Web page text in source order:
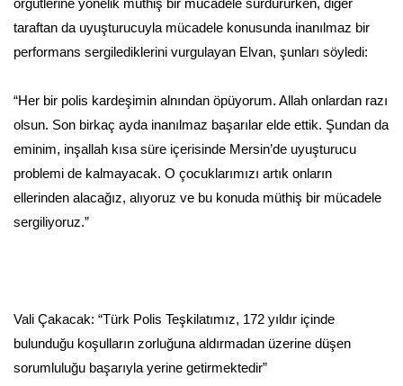
taraftan da uyuşturucuyla mücadele konusunda inanılmaz bir
performans sergilediklerini vurgulayan Elvan, şunları söyledi:
“Her bir polis kardeşimin alnından öpüyorum. Allah onlardan razı
olsun. Son birkaç ayda inanılmaz başarılar elde ettik. Şundan da
eminim, inşallah kısa süre içerisinde Mersin’de uyuşturucu
problemi de kalmayacak. O çocuklarımızı artık onların
ellerinden alacağız, alıyoruz ve bu konuda müthiş bir mücadele
sergiliyoruz.”
Vali Çakacak: “Türk Polis Teşkilatımız, 172 yıldır içinde
bulunduğu koşulların zorluğuna aldırmadan üzerine düşen
sorumluluğu başarıyla yerine getirmektedir”